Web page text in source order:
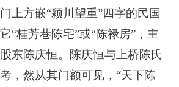
上方嵌“颍川望重”四字的民国
“桂芳巷陈宅”或“陈禄房”，主
东陈庆恒。陈庆恒与上桥陈氏
，然从其门额可见，“天下陈